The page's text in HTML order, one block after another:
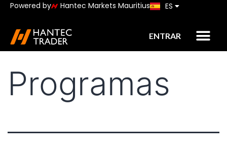
Powered by Hantec Markets Mauritius ES
JP
ENTRAR
Programas